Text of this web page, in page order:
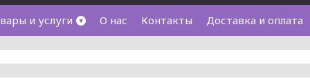
и услуги О нас Контакты Доставка и оплата